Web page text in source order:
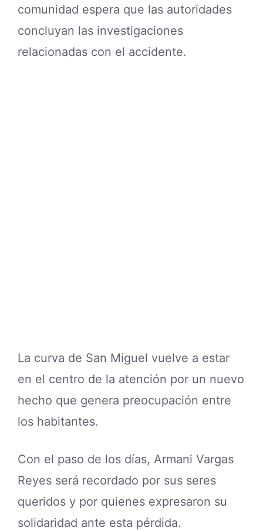
comunidad espera que las autoridades
concluyan las investigaciones
relacionadas con el accidente.
La curva de San Miguel vuelve a estar
en el centro de la atención por un nuevo
hecho que genera preocupación entre
los habitantes.
Con el paso de los días, Armani Vargas
Reyes será recordado por sus seres
queridos y por quienes expresaron su
solidaridad ante esta pérdida.